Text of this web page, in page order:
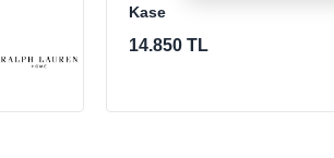
Kase
14.850 TL